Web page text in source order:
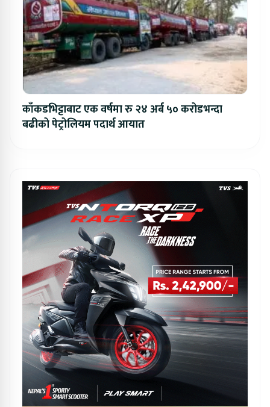
काँकडभिट्टाबाट एक वर्षमा रु २४ अर्ब ५० करोडभन्दा
बढीको पेट्रोलियम पदार्थ आयात